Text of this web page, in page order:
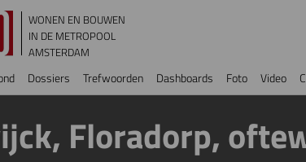
WONEN EN BOUWEN
IN DE METROPOOL
AMSTERDAM
Dossiers Trefwoorden Dashboards Foto Video
Floradorp,